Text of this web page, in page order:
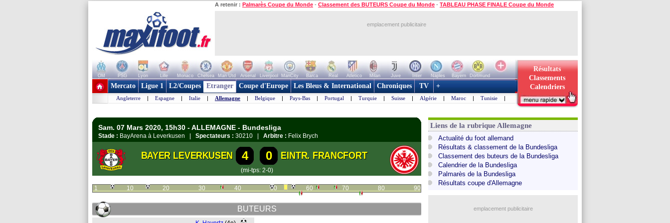
A retenir : Palmarès Coupe du Monde - Classement des BUTEURS Coupe du Monde - TABLEAU PHASE FINALE Coupe du Monde
emplacement publicitaire
OM PSG Lyon Lille Monaco Chelsea Man Utd Arsenal Liverpool ManCity Barca Real Atletico Milan Juve Inter Naples Bayern
Dortmund
+ de clubs
Résultats
Classements
Calendriers
Mercato Ligue 1 L2/Coupes Etranger Coupe d'Europe Les Bleus & International Chroniques TV +
Angleterre | Espagne | Italie | Allemagne | Belgique | Pays-Bas | Portugal | Turquie | Suisse | Algérie | Maroc | Tunisie |
Sam. 07 Mars 2020, 15h30 - ALLEMAGNE - Bundesliga
Stade : BayArena à Leverkusen | Spectateurs : 30210 | Arbitre : Felix Brych
BAYER LEVERKUSEN 4 0 EINTR. FRANCFORT
(mi-tps: 2-0)
1 10 20 30 40 50 60 70 80 90
BUTEURS
Liens de la rubrique Allemagne
Actualité du foot allemand
Résultats & classement de la Bundesliga
Classement des buteurs de la Bundesliga
Calendrier de la Bundesliga
Palmarès de la Bundesliga
Résultats coupe d'Allemagne
emplacement publicitaire